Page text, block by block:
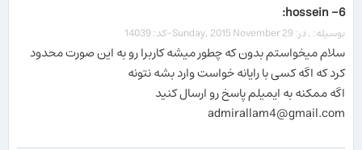
6- hossein:
بوسیله: , در: Sunday, 2015 November 29-کد: 14039
سلام میخواستم بدون که چطور میشه کاربرا رو به این صورت محدود
کرد که اگه کسی با رایانه خواست وارد بشه نتونه
اگه ممکنه به ایمیلم پاسخ رو ارسال کنید
admirallam4@gmail.com